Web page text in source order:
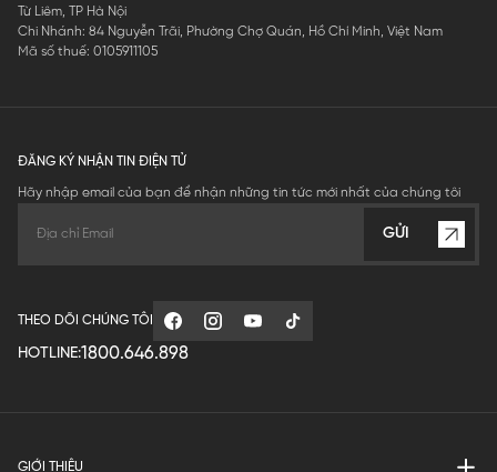
Từ Liêm, TP Hà Nội
Chi Nhánh: 84 Nguyễn Trãi, Phường Chợ Quán, Hồ Chí Minh, Việt Nam
Mã số thuế: 0105911105
ĐĂNG KÝ NHẬN TIN ĐIỆN TỬ
Hãy nhập email của bạn để nhận những tin tức mới nhất của chúng tôi
GỬI
THEO DÕI CHÚNG TÔI
HOTLINE:1800.646.898
GIỚI THIỆU